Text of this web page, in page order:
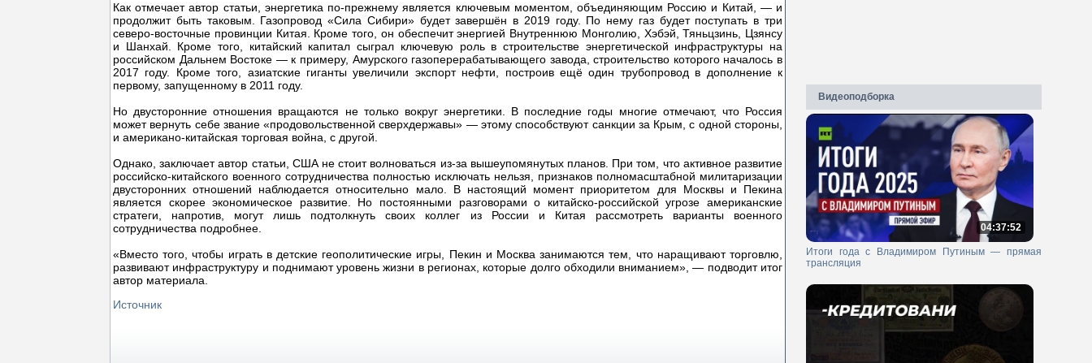
Как отмечает автор статьи, энергетика по-прежнему является ключевым моментом, объединяющим Россию и Китай, — и
продолжит быть таковым. Газопровод «Сила Сибири» будет завершён в 2019 году. По нему газ будет поступать в три
северо-восточные провинции Китая. Кроме того, он обеспечит энергией Внутреннюю Монголию, Хэбэй, Тяньцзинь, Цзянсу
и Шанхай. Кроме того, китайский капитал сыграл ключевую роль в строительстве энергетической инфраструктуры на
российском Дальнем Востоке — к примеру, Амурского газоперерабатывающего завода, строительство которого началось в
2017 году. Кроме того, азиатские гиганты увеличили экспорт нефти, построив ещё один трубопровод в дополнение к
первому, запущенному в 2011 году.
Но двусторонние отношения вращаются не только вокруг энергетики. В последние годы многие отмечают, что Россия
может вернуть себе звание «продовольственной сверхдержавы» — этому способствуют санкции за Крым, с одной стороны,
и американо-китайская торговая война, с другой.
Однако, заключает автор статьи, США не стоит волноваться из-за вышеупомянутых планов. При том, что активное развитие
российско-китайского военного сотрудничества полностью исключать нельзя, признаков полномасштабной милитаризации
двусторонних отношений наблюдается относительно мало. В настоящий момент приоритетом для Москвы и Пекина
является скорее экономическое развитие. Но постоянными разговорами о китайско-российской угрозе американские
стратеги, напротив, могут лишь подтолкнуть своих коллег из России и Китая рассмотреть варианты военного
сотрудничества подробнее.
«Вместо того, чтобы играть в детские геополитические игры, Пекин и Москва занимаются тем, что наращивают торговлю,
развивают инфраструктуру и поднимают уровень жизни в регионах, которые долго обходили вниманием», — подводит итог
автор материала.
Источник
Видеоподборка
04:37:52
Итоги года с Владимиром Путиным — прямая
трансляция